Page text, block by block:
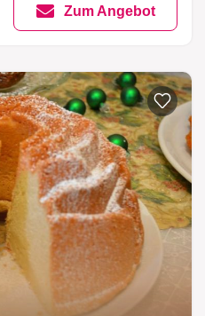
Zum Angebot